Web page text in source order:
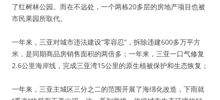
了红树林公园。而在不远处，一个两栋20多层的房地产项目也被
市民果园所取代。
一年来，三亚对城市违法建设“零容忍”，拆除违建600多万平方
米，是同期商品房销售面积的两倍多；一年来，三亚一口气修复
2.6公里海岸线，完成三亚湾15公里的原生植被保护和生态恢复；
一年来，三亚主城区三分之二的范围开展了海绵化改造，下雨就